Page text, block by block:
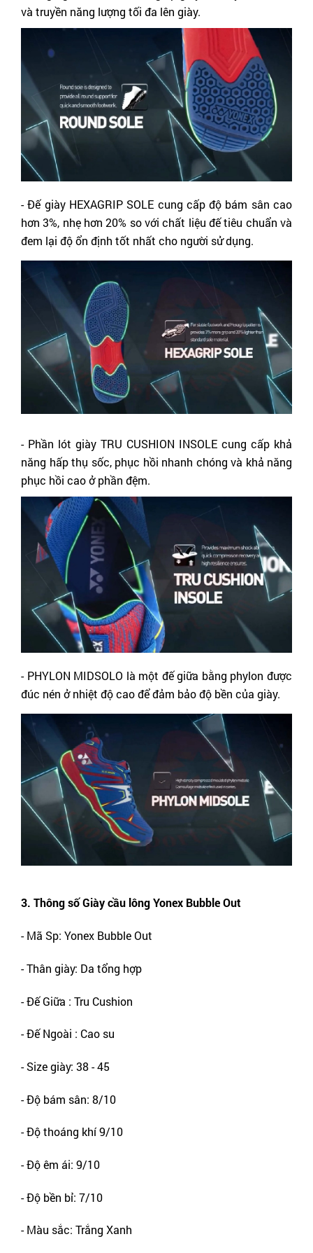
và truyền năng lượng tối đa lên giày.
- Đế giày HEXAGRIP SOLE cung cấp độ bám sân cao
hơn 3%, nhẹ hơn 20% so với chất liệu đế tiêu chuẩn và
đem lại độ ổn định tốt nhất cho người sử dụng.
- Phần lót giày TRU CUSHION INSOLE cung cấp khả
năng hấp thụ sốc, phục hồi nhanh chóng và khả năng
phục hồi cao ở phần đệm.
- PHYLON MIDSOLO là một đế giữa bằng phylon được
đúc nén ở nhiệt độ cao để đảm bảo độ bền của giày.
3. Thông số Giày cầu lông Yonex Bubble Out
- Mã Sp: Yonex Bubble Out
- Thân giày: Da tổng hợp
- Đế Giữa : Tru Cushion
- Đế Ngoài : Cao su
- Size giày: 38 - 45
- Độ bám sân: 8/10
- Độ thoáng khí 9/10
- Độ êm ái: 9/10
- Độ bền bỉ: 7/10
- Màu sắc: Trắng Xanh